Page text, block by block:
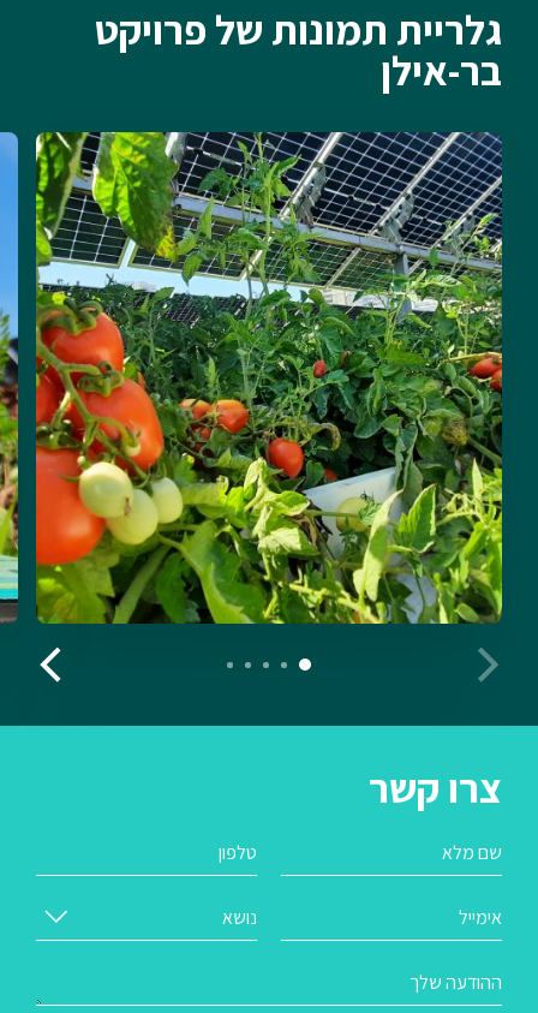
גלריית תמונות של פרויקט
בר-אילן
צרו קשר
שם מלא טלפון
אימייל נושא
ההודעה שלך